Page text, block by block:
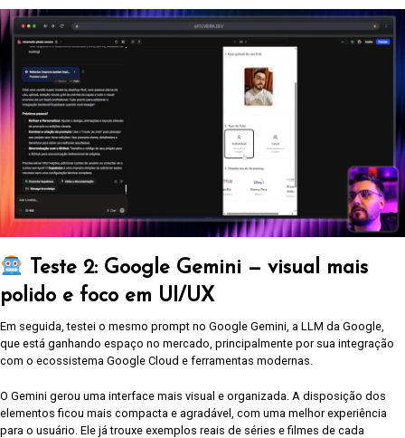
Teste 2: Google Gemini — visual mais
polido e foco em UI/UX
Em seguida, testei o mesmo prompt no Google Gemini, a LLM da Google,
que está ganhando espaço no mercado, principalmente por sua integração
com o ecossistema Google Cloud e ferramentas modernas.
O Gemini gerou uma interface mais visual e organizada. A disposição dos
elementos ficou mais compacta e agradável, com uma melhor experiência
para o usuário. Ele já trouxe exemplos reais de séries e filmes de cada